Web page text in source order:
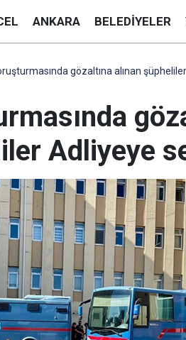
ANKARA BELEDIYELER
gözaltına alınan
Adliyeye